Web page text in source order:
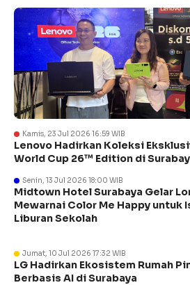
Kamis, 23 Jul 2026 16:59 WIB
Lenovo Hadirkan Koleksi
World Cup 26™ Edition di
Senin, 13 Jul 2026 18:00 WIB
Midtown Hotel Surabaya Gelar
Mewarnai Color Me Happy untuk
Liburan Sekolah
Jumat, 10 Jul 2026 17:32 WIB
LG Hadirkan Ekosistem Rumah
Berbasis AI di Surabaya